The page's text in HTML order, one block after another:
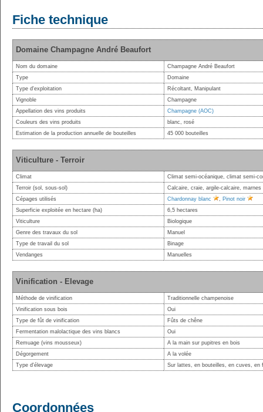
Fiche technique
Domaine Champagne André Beaufort
Nom du domaine
Champagne André Beaufort
Type
Domaine
Type d'exploitation
Récoltant, Manipulant
Vignoble
Champagne
Appellation des vins produits
Champagne (AOC)
Couleurs des vins produits
blanc, rosé
Estimation de la production annuelle de bouteilles
45 000 bouteilles
Viticulture - Terroir
Climat
Climat semi-océanique, climat semi-
Terroir (sol, sous-sol)
Calcaire, craie, argile-calcaire, marnes
Cépages utilisés
Chardonnay blanc , Pinot noir
Superficie exploitée en hectare (ha)
6,5 hectares
Viticulture
Biologique
Genre des travaux du sol
Manuel
Type de travail du sol
Binage
Vendanges
Manuelles
Vinification - Elevage
Méthode de vinification
Traditionnelle champenoise
Vinification sous bois
Oui
Type de fût de vinification
Fûts de chêne
Fermentation malolactique des vins blancs
Oui
Remuage (vins mousseux)
A la main sur pupitres en bois
Dégorgement
A la volée
Type d'élevage
Sur lattes, en bouteilles, en cuves, en
Coordonnées